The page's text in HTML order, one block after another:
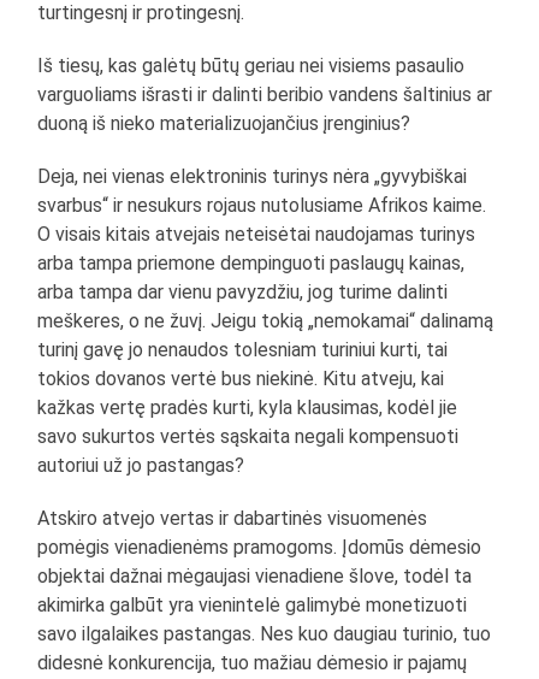
turtingesnį ir protingesnį.
Iš tiesų, kas galėtų būtų geriau nei visiems pasaulio
varguoliams išrasti ir dalinti beribio vandens šaltinius ar
duoną iš nieko materializuojančius įrenginius?
Deja, nei vienas elektroninis turinys nėra „gyvybiškai
svarbus“ ir nesukurs rojaus nutolusiame Afrikos kaime.
O visais kitais atvejais neteisėtai naudojamas turinys
arba tampa priemone dempinguoti paslaugų kainas,
arba tampa dar vienu pavyzdžiu, jog turime dalinti
meškeres, o ne žuvį. Jeigu tokią „nemokamai“ dalinamą
turinį gavę jo nenaudos tolesniam turiniui kurti, tai
tokios dovanos vertė bus niekinė. Kitu atveju, kai
kažkas vertę pradės kurti, kyla klausimas, kodėl jie
savo sukurtos vertės sąskaita negali kompensuoti
autoriui už jo pastangas?
Atskiro atvejo vertas ir dabartinės visuomenės
pomėgis vienadienėms pramogoms. Įdomūs dėmesio
objektai dažnai mėgaujasi vienadiene šlove, todėl ta
akimirka galbūt yra vienintelė galimybė monetizuoti
savo ilgalaikes pastangas. Nes kuo daugiau turinio, tuo
didesnė konkurencija, tuo mažiau dėmesio ir pajamų